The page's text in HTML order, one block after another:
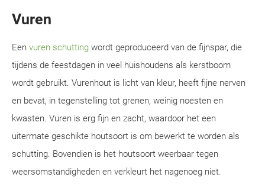
Vuren
Een vuren schutting wordt geproduceerd van de fijnspar, die
tijdens de feestdagen in veel huishoudens als kerstboom
wordt gebruikt. Vurenhout is licht van kleur, heeft fijne nerven
en bevat, in tegenstelling tot grenen, weinig noesten en
kwasten. Vuren is erg fijn en zacht, waardoor het een
uitermate geschikte houtsoort is om bewerkt te worden als
schutting. Bovendien is het houtsoort weerbaar tegen
weersomstandigheden en verkleurt het nagenoeg niet.